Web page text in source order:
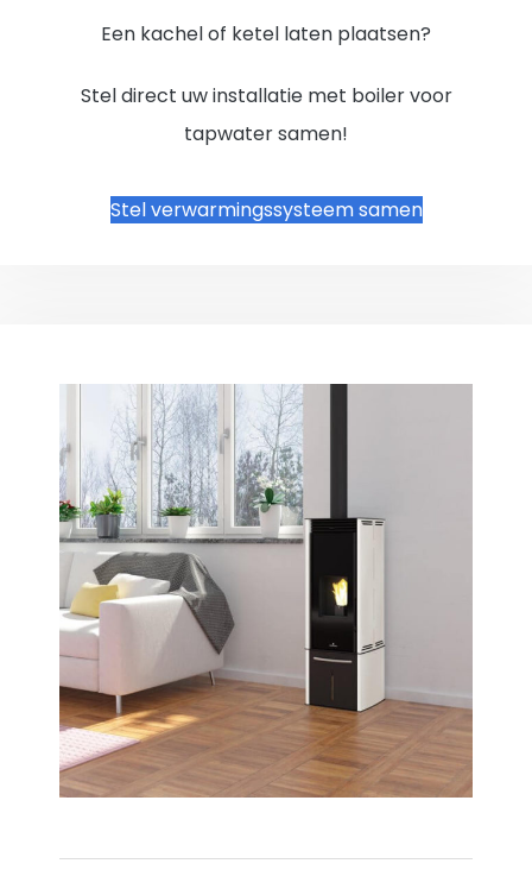
Een kachel of ketel laten plaatsen?
Stel direct uw installatie met boiler voor
tapwater samen!
Stel verwarmingssysteem samen